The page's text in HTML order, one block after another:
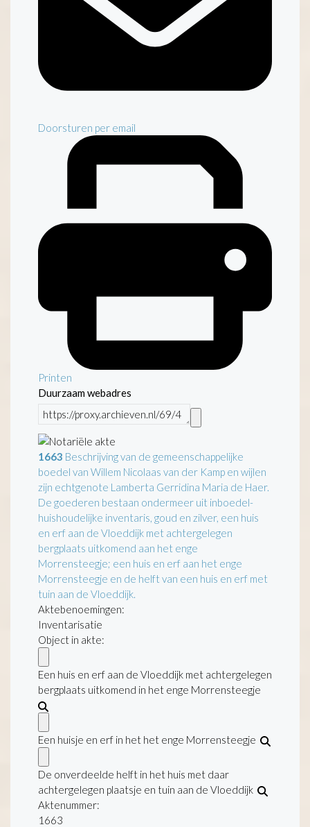
Doorsturen per email
Printen
Duurzaam webadres
1663 Beschrijving van de gemeenschappelijke
boedel van Willem Nicolaas van der Kamp en wijlen
zijn echtgenote Lamberta Gerridina Maria de Haer.
De goederen bestaan ondermeer uit inboedel-
huishoudelijke inventaris, goud en zilver, een huis
en erf aan de Vloeddijk met achtergelegen
bergplaats uitkomend aan het enge
Morrensteegje; een huis en erf aan het enge
Morrensteegje en de helft van een huis en erf met
tuin aan de Vloeddijk.
Aktebenoemingen:
Inventarisatie
Object in akte:
Een huis en erf aan de Vloeddijk met achtergelegen
bergplaats uitkomend in het enge Morrensteegje
Een huisje en erf in het het enge Morrensteegje
De onverdeelde helft in het huis met daar
achtergelegen plaatsje en tuin aan de Vloeddijk
Aktenummer:
1663